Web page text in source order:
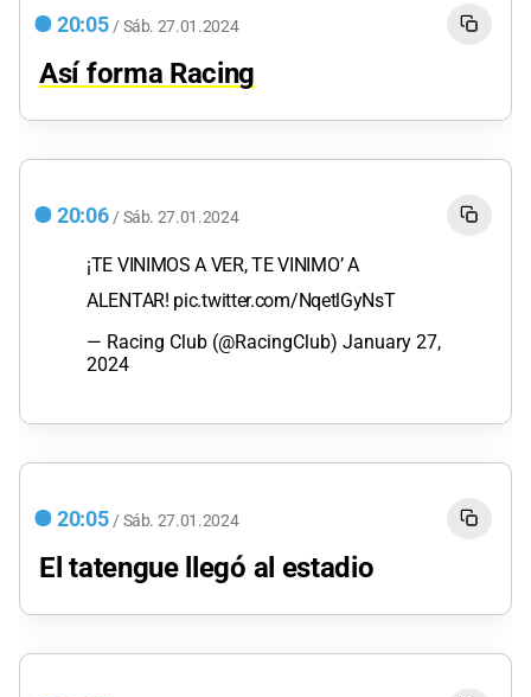
20:05 / Sáb. 27.01.2024
Así forma Racing
20:06 / Sáb. 27.01.2024
¡TE VINIMOS A VER, TE VINIMO’ A
ALENTAR! pic.twitter.com/NqetlGyNsT
— Racing Club (@RacingClub) January 27,
2024
20:05 / Sáb. 27.01.2024
El tatengue llegó al estadio